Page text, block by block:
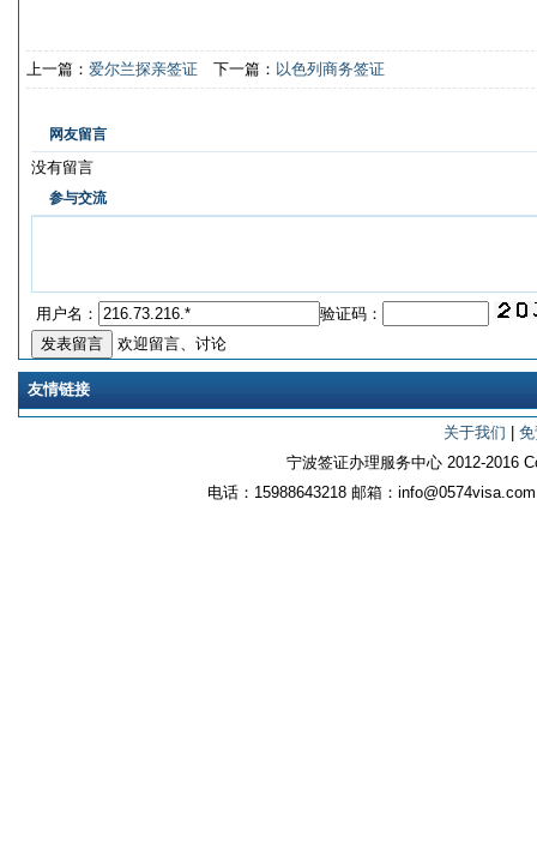
上一篇： 爱尔兰探亲签证 下一篇： 以色列商务签证
网友留言
没有留言
参与交流
用户名：
验证码：
欢迎留言、讨论
友情链接
关于我们
宁波签证办理服务中心 2012-2016
电话：15988643218 邮箱：